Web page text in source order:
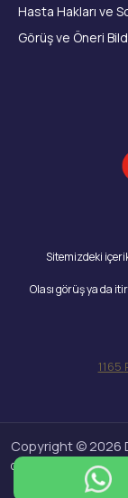
Hasta Hakları ve
Görüş ve Öneri
Sitemizdeki
Olası görüş ya da
1165
Copyright © 2026
Crabs Media